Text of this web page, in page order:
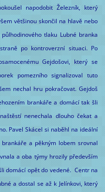
napodobit Železník, který
většinou skončil na hlavě nebo
tlaku Lubné branka
po kontroverzní situaci. Po
Gejdošovi, který se
pomezního signalizoval tuto
nechal hru pokračovat. Gejdoš
brankáře a domácí tak šli
nenechala dlouho čekat a
Pavel Skácel si naběhl na ideální
a pěkným lobem srovnal
a oba týmy hrozily především
domácí opět do vedené. Centr na
a dostal se až k Jelínkovi, který